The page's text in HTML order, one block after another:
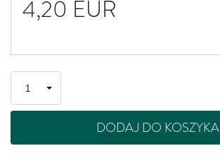
4,20 EUR
DODAJ DO KOSZYKA